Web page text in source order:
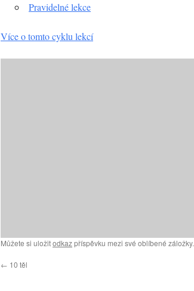
Pravidelné lekce
Více o tomto cyklu lekcí
Můžete si uložitodkazpříspěvku mezi své oblíbené záložky.
← 10 těl